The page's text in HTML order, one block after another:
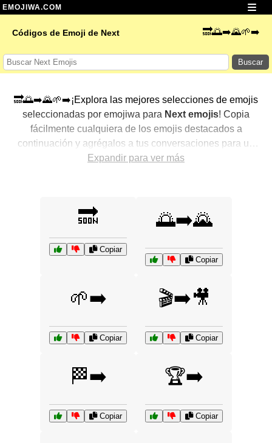
EMOJIWA.COM
Códigos de Emoji de Next 🔜🌅➡️🌄🌱➡️
Buscar
🔜🌅➡️🌄🌱➡️¡Explora las mejores selecciones de emojis
seleccionadas por emojiwa para Next emojis! Copia
fácilmente cualquiera de los emojis destacados a
continuación y agrégalos a tus conversaciones para un
toque personalizado. Hemos seleccionado una variedad
Expandir para ver más
🔜
Copiar
🌅➡️🌄
Copiar
🌱➡️
Copiar
🎬➡️🎥
Copiar
🏁➡️
Copiar
🏆➡️
Copiar